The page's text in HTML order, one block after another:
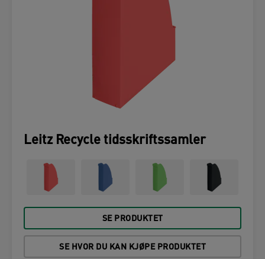
Leitz Recycle tidsskriftssamler
SE PRODUKTET
SE HVOR DU KAN KJØPE PRODUKTET